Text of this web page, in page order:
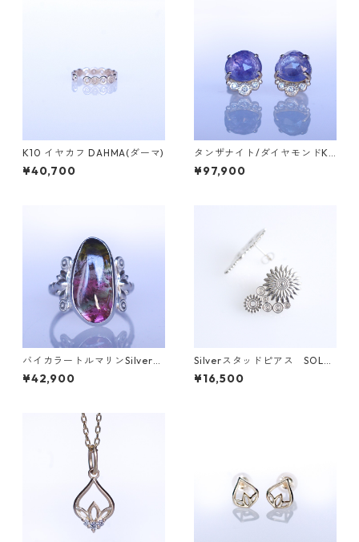
K10 イヤカフ DAHMA(ダーマ)
¥40,700
タンザナイト/ダイヤモンドK1
0ピアス TEPI（ﾃﾋﾟ）【T00
4】
¥97,900
バイカラートルマリンSilverリ
ング SALGA(サルガ）[S002]
¥42,900
Silverスタッドピアス SOL
（ソル）
¥16,500